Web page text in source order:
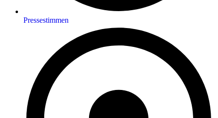
Pressestimmen